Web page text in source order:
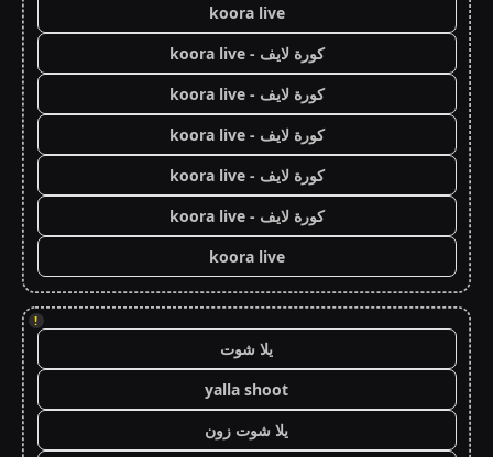
koora live
كورة لايف - koora live
كورة لايف - koora live
كورة لايف - koora live
كورة لايف - koora live
كورة لايف - koora live
koora live
!
يلا شوت
yalla shoot
يلا شوت زون